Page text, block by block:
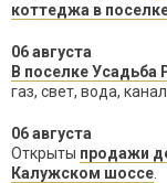
коттеджа в
06 августа
В поселке
газ, свет, вода,
06 августа
Открыты продажи
Калужском шоссе